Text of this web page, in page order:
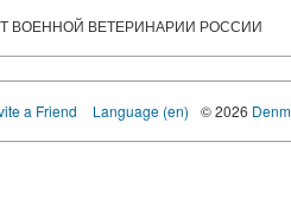
ВОЕННОЙ ВЕТЕРИНАРИИ РОССИИ
a Friend Language (en) © 2026